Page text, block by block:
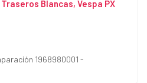
Blancas, Vespa PX
1968980001 -